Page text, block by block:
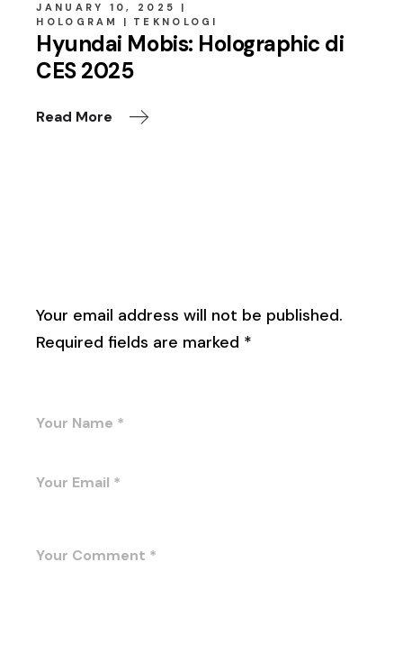
JANUARY 10, 2025
HOLOGRAM
TEKNOLOGI
Hyundai Mobis: Holographic di
CES 2025
Read More
Your email address will not be published.
Required fields are marked *